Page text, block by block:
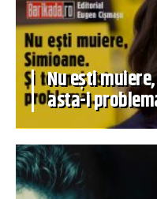
Nu ești
asta-i